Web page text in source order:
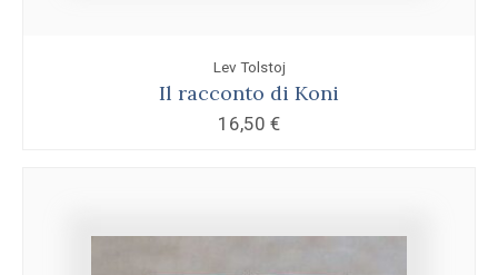
Lev Tolstoj
Il racconto di Koni
16,50 €